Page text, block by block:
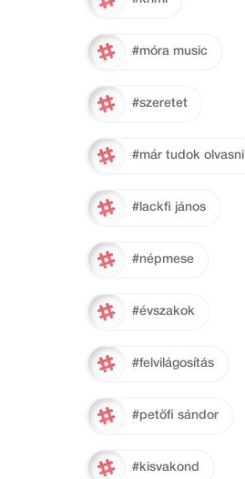
#móra music
#szeretet
#már tudok olvasni
#lackfi jános
#népmese
#évszakok
#felvilágosítás
#petőfi sándor
#kisvakond